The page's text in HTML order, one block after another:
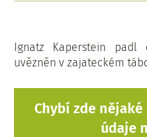
Ignatz Kaperstein
uvězněn v zajateckém
Chybí zde
údaje